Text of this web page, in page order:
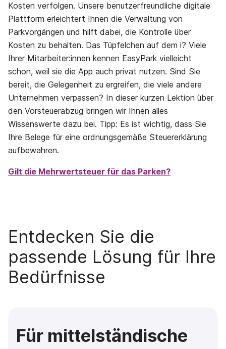
Kosten verfolgen. Unsere benutzerfreundliche digitale
Plattform erleichtert Ihnen die Verwaltung von
Parkvorgängen und hilft dabei, die Kontrolle über
Kosten zu behalten. Das Tüpfelchen auf dem i? Viele
Ihrer Mitarbeiter:innen kennen EasyPark vielleicht
schon, weil sie die App auch privat nutzen. Sind Sie
bereit, die Gelegenheit zu ergreifen, die viele andere
Unternehmen verpassen? In dieser kurzen Lektion über
den Vorsteuerabzug bringen wir Ihnen alles
Wissenswerte dazu bei. Tipp: Es ist wichtig, dass Sie
Ihre Belege für eine ordnungsgemäße Steuererklärung
aufbewahren.
Gilt die Mehrwertsteuer für das Parken?
Entdecken Sie die
passende Lösung für Ihre
Bedürfnisse
Für mittelständische